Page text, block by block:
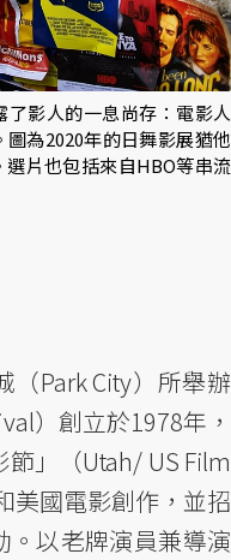
了影人的一息尚存：電影人
為2020年的日舞影展猶他
片也包括來自HBO等串流
Park City）所舉辦
）創立於1978年，
」（Utah/ US Film
美國電影創作，並招
以老牌演員兼導演